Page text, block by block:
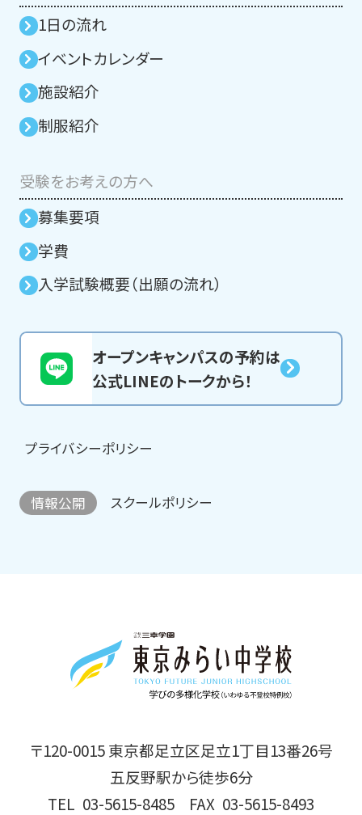
1日の流れ
イベントカレンダー
施設紹介
制服紹介
受験をお考えの方へ
募集要項
学費
入学試験概要（出願の流れ）
オープンキャンパスの予約は
公式LINEのトークから！
プライバシーポリシー
情報公開 スクールポリシー
〒120-0015 東京都足立区足立1丁目13番26号
五反野駅から徒歩6分
TEL 03-5615-8485 FAX 03-5615-8493